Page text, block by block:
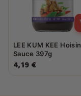
LEE KUM KEE Hoisin
Sauce 397g
4,19 €